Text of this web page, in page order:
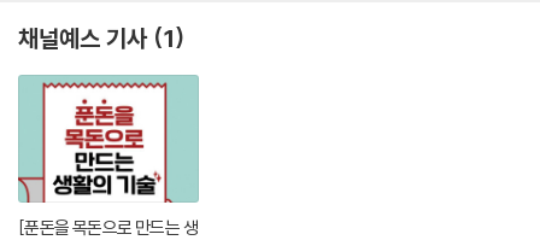
채널예스 기사 1
[푼돈을 목돈으로 만드는 생